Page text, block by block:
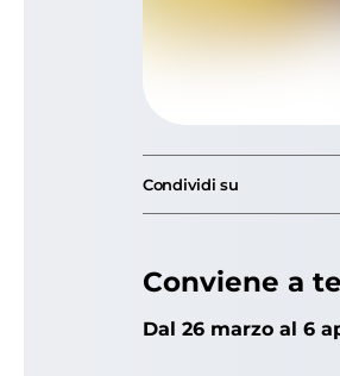
Condividi su
Conviene a
Dal 26 marzo al 6